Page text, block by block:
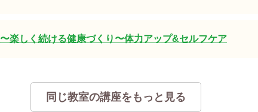
〜楽しく続ける健康づくり〜体力アップ&セルフケア
同じ教室の講座をもっと見る